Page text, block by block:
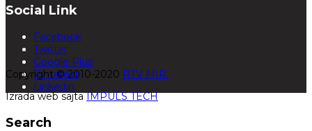
Social Link
Facebook
Twitter
Google Plus
Pinterest
Linkedin
Copyright © 2010-2020 RTV MIR.
Izrada web sajtaIMPULS TECH
Search